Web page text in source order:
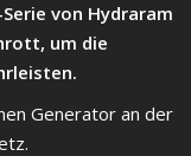
von Hydraram
um die
Generator an der